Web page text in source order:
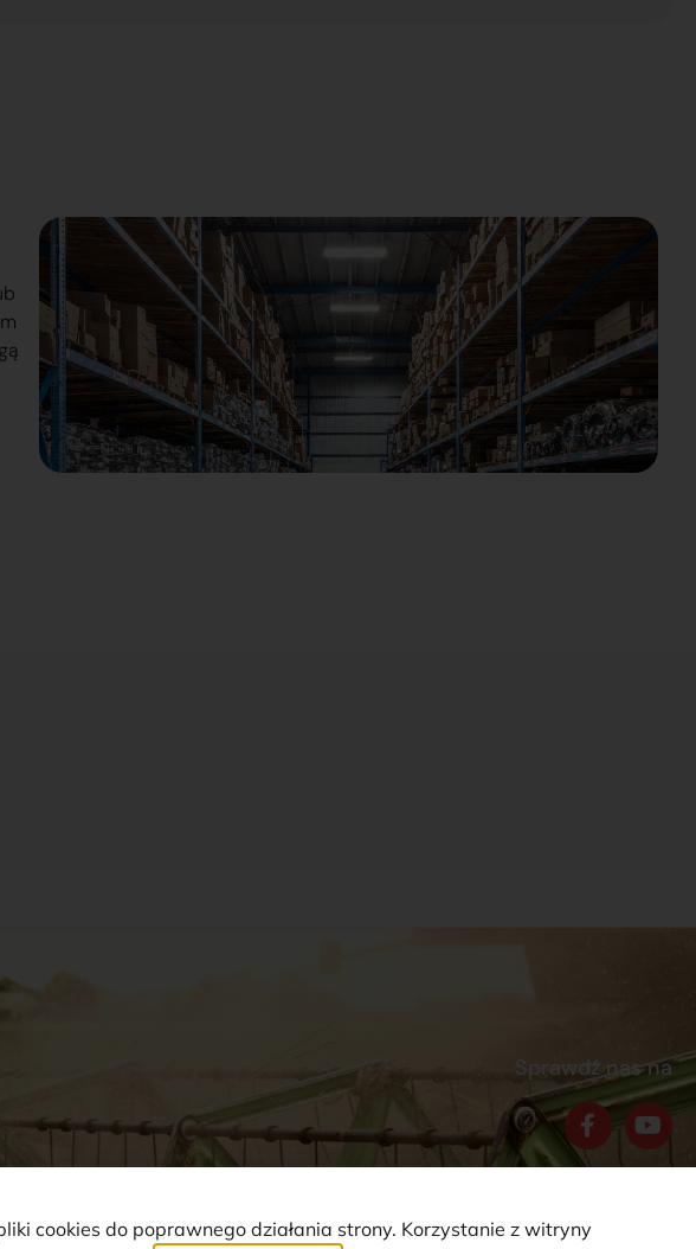
Sprawdź nas na
cookies do poprawnego działania strony. Korzystanie z witryny